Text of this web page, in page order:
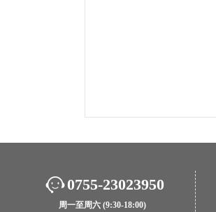
0755-23023950
周一至周六 (9:30-18:00)